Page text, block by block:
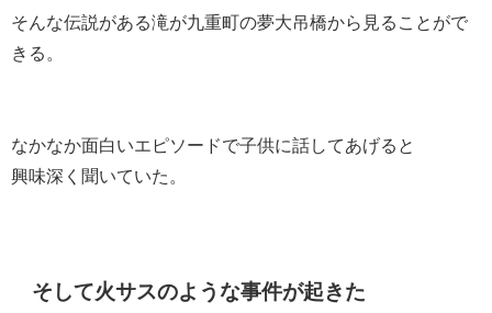
そんな伝説がある滝が九重町の夢大吊橋から見ることがで
きる。
なかなか面白いエピソードで子供に話してあげると
興味深く聞いていた。
そして火サスのような事件が起きた